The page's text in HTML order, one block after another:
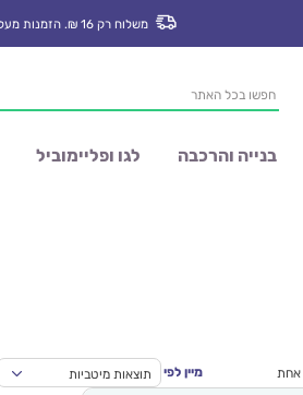
משלוח רק 16 ₪. הזמנות מעל 250 ₪ משלוח נק’ איסוף חינם
Products
search
בנייה והרכבה לגו ופליימוביל
אחת מיין לפי תוצאות מיטביות